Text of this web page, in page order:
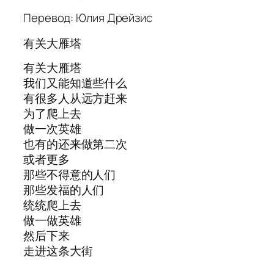
Перевод: Юлия Дрейзис
有关大雁塔
有关大雁塔
我们又能知道些什么
有很多人从远方赶来
为了爬上去
做一次英雄
也有的还来做第二次
或者更多
那些不得意的人们
那些发福的人们
统统爬上去
做一做英雄
然后下来
走进这条大街